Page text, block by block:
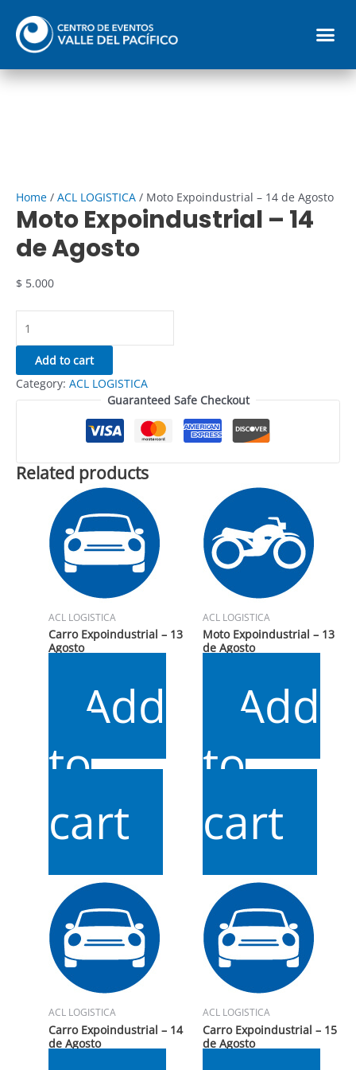
contenido
Home / ACL LOGISTICA / Moto Expoindustrial – 14 de Agosto
Moto Expoindustrial – 14
de Agosto
$ 5.000
Expoindustrial
-
de
Add to cart
Category: ACL LOGISTICA
Guaranteed Safe Checkout
Related products
ACL LOGISTICA
Carro Expoindustrial – 13
Agosto
Add
to
cart
ACL LOGISTICA
Moto Expoindustrial – 13
de Agosto
Add
to
cart
ACL LOGISTICA
Carro Expoindustrial – 14
de Agosto
ACL LOGISTICA
Carro Expoindustrial – 15
de Agosto
de
Agosto
quantity